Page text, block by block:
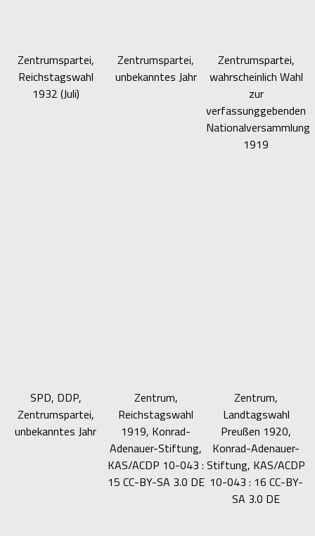
Zentrumspartei,
Reichstagswahl
1932 (Juli)
Zentrumspartei,
unbekanntes Jahr
Zentrumspartei,
wahrscheinlich Wahl
zur
verfassunggebenden
Nationalversammlung
1919
SPD, DDP,
Zentrumspartei,
unbekanntes Jahr
Zentrum,
Reichstagswahl
1919, Konrad-
Adenauer-Stiftung,
KAS/ACDP 10-043 :
15 CC-BY-SA 3.0 DE
Zentrum,
Landtagswahl
Preußen 1920,
Konrad-Adenauer-
Stiftung, KAS/ACDP
10-043 : 16 CC-BY-
SA 3.0 DE